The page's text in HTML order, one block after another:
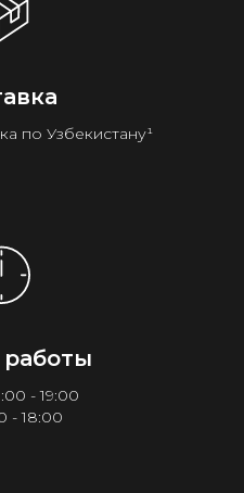
по Узбекистану¹
- 19:00
- 18:00